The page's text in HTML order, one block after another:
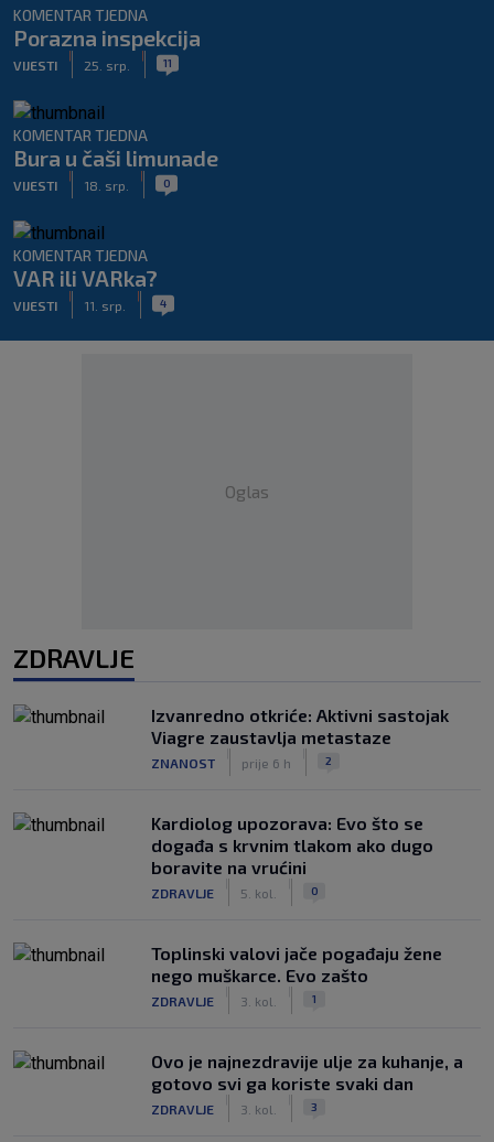
KOMENTAR TJEDNA
Porazna inspekcija
VIJESTI 25. srp. 11
KOMENTAR TJEDNA
Bura u čaši limunade
VIJESTI 18. srp. 0
KOMENTAR TJEDNA
VAR ili VARka?
VIJESTI 11. srp. 4
Oglas
ZDRAVLJE
Izvanredno otkriće: Aktivni sastojak
Viagre zaustavlja metastaze
ZNANOST prije 6 h 2
Kardiolog upozorava: Evo što se
događa s krvnim tlakom ako dugo
boravite na vrućini
ZDRAVLJE 5. kol. 0
Toplinski valovi jače pogađaju žene
nego muškarce. Evo zašto
ZDRAVLJE 3. kol. 1
Ovo je najnezdravije ulje za kuhanje, a
gotovo svi ga koriste svaki dan
ZDRAVLJE 3. kol. 3